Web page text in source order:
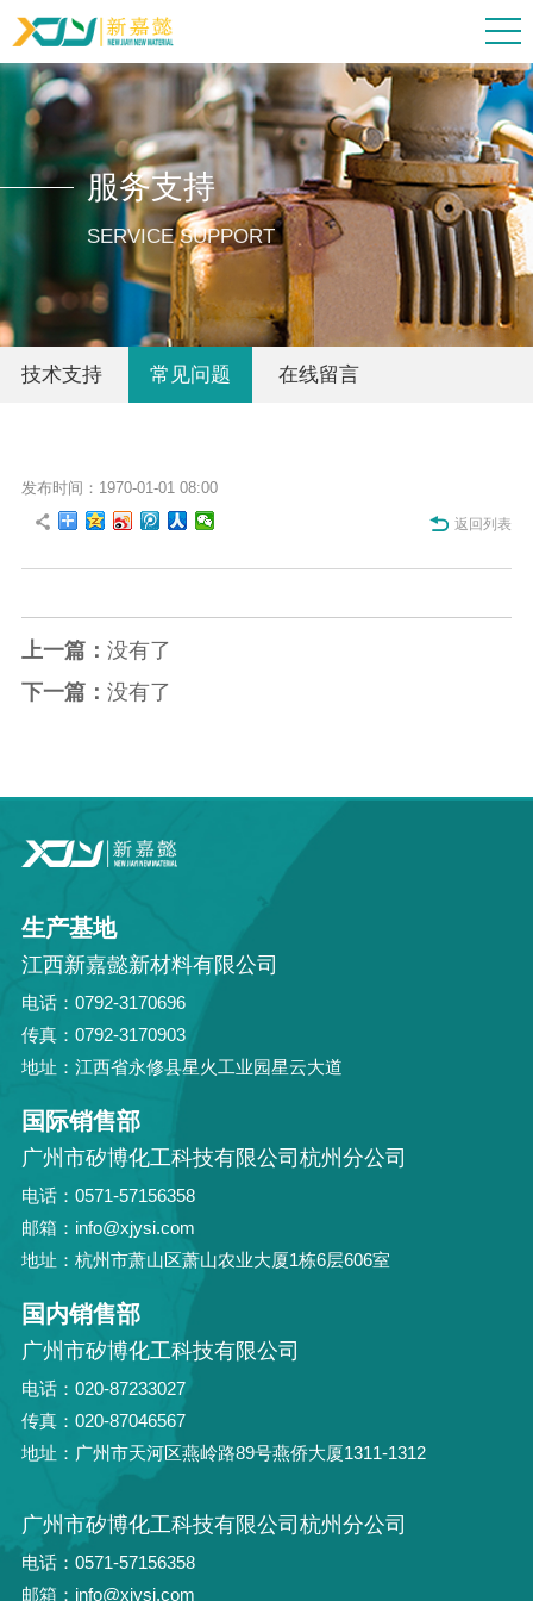
服务支持
SERVICE SUPPORT
技术支持 常见问题 在线留言
发布时间：1970-01-01 08:00
返回列表
上一篇： 没有了
下一篇： 没有了
生产基地
江西新嘉懿新材料有限公司
电话：0792-3170696
传真：0792-3170903
地址：江西省永修县星火工业园星云大道
国际销售部
广州市矽博化工科技有限公司杭州分公司
电话：0571-57156358
邮箱：info@xjysi.com
地址：杭州市萧山区萧山农业大厦1栋6层606室
国内销售部
广州市矽博化工科技有限公司
电话：020-87233027
传真：020-87046567
地址：广州市天河区燕岭路89号燕侨大厦1311-1312
广州市矽博化工科技有限公司杭州分公司
电话：0571-57156358
邮箱：info@xjysi.com